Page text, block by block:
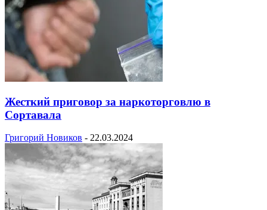
Жесткий приговор за наркоторговлю в
Сортавала
Григорий Новиков - 22.03.2024